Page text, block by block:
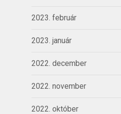
2023. február
2023. január
2022. december
2022. november
2022. október